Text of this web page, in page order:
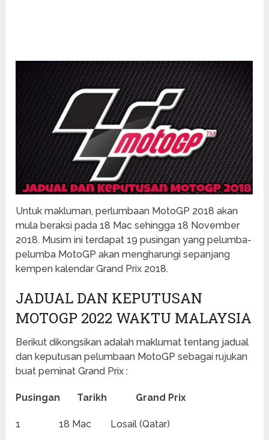
Untuk makluman, perlumbaan MotoGP 2018 akan
mula beraksi pada 18 Mac sehingga 18 November
2018. Musim ini terdapat 19 pusingan yang pelumba-
pelumba MotoGP akan mengharungi sepanjang
kempen kalendar Grand Prix 2018.
JADUAL DAN KEPUTUSAN
MOTOGP 2022 WAKTU MALAYSIA
Berikut dikongsikan adalah maklumat tentang jadual
dan keputusan pelumbaan MotoGP sebagai rujukan
buat peminat Grand Prix :
Pusingan Tarikh Grand Prix
1 18 Mac Losail (Qatar)